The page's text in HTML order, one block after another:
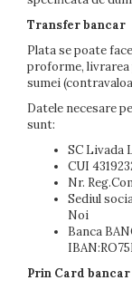
Transfer bancar
Plata se poate
proforme, livrarea
sumei
Datele necesare
sunt:
SC Livada
CUI
Nr.
Sediul
Noi
Banca
Prin Card bancar